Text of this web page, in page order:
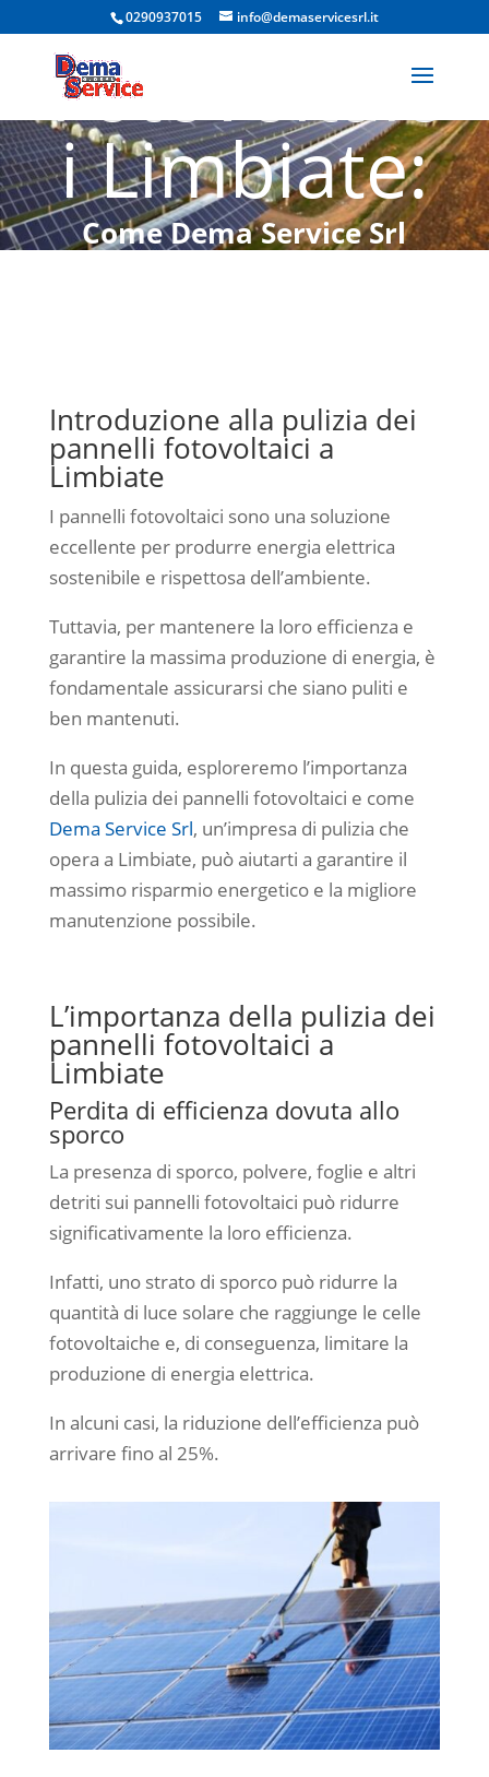
0290937015 info@demaservicesrl.it
Fotovoltaic
i Limbiate:
Come Dema Service Srl
Garantisce Massima
Introduzione alla pulizia dei
pannelli fotovoltaici a
Limbiate
I pannelli fotovoltaici sono una soluzione
eccellente per produrre energia elettrica
sostenibile e rispettosa dell’ambiente.
Tuttavia, per mantenere la loro efficienza e
garantire la massima produzione di energia, è
fondamentale assicurarsi che siano puliti e
ben mantenuti.
In questa guida, esploreremo l’importanza
della pulizia dei pannelli fotovoltaici e come
Dema Service Srl, un’impresa di pulizia che
opera a Limbiate, può aiutarti a garantire il
massimo risparmio energetico e la migliore
manutenzione possibile.
L’importanza della pulizia dei
pannelli fotovoltaici a
Limbiate
Perdita di efficienza dovuta allo
sporco
La presenza di sporco, polvere, foglie e altri
detriti sui pannelli fotovoltaici può ridurre
significativamente la loro efficienza.
Infatti, uno strato di sporco può ridurre la
quantità di luce solare che raggiunge le celle
fotovoltaiche e, di conseguenza, limitare la
produzione di energia elettrica.
In alcuni casi, la riduzione dell’efficienza può
arrivare fino al 25%.